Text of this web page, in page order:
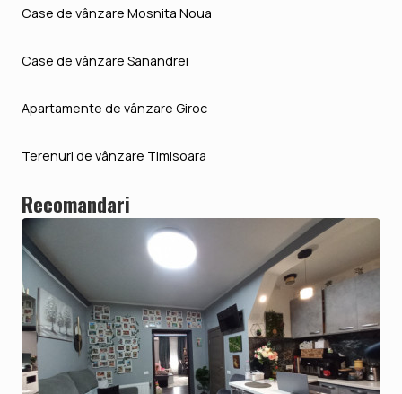
Case de vânzare Mosnita Noua
Case de vânzare Sanandrei
Apartamente de vânzare Giroc
Terenuri de vânzare Timisoara
Recomandari